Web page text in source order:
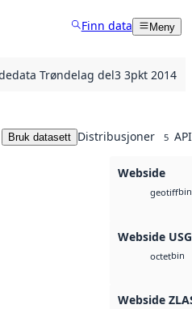
Finn data Meny
Trøndelag del3 3pkt 2014
Bruk datasett Distribusjoner 5
Webside
geotiffbin
Webside
octetbin
Webside